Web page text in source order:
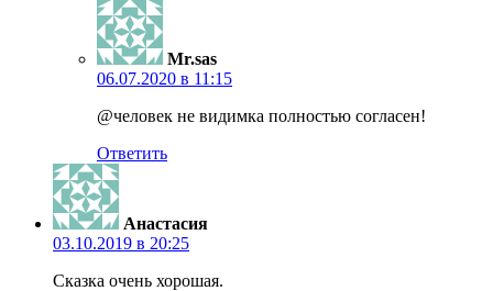
Mr.sas
06.07.2020 в 11:15
@человек не видимка полностью согласен!
Ответить
Анастасия
03.10.2019 в 20:25
Сказка очень хорошая.